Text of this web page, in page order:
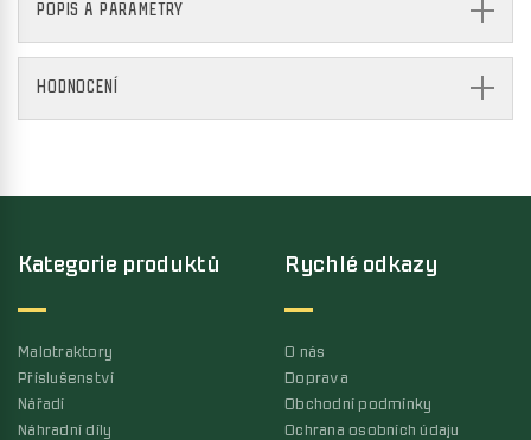
POPIS A PARAMETRY
HODNOCENÍ
Kategorie produktů
Malotraktory
Příslušenství
Nářadí
Náhradní díly
Rychlé odkazy
O nás
Doprava
Obchodní podmínky
Ochrana osobních údaju